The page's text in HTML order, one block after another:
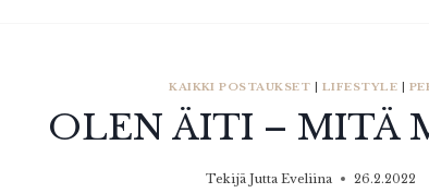
KAIKKI POSTAUKSET | LIFESTYLE |
OLEN ÄITI – MITÄ
Tekijä Jutta Eveliina 26.2.2022